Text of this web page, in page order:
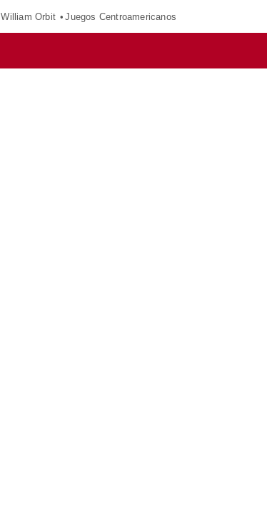
William Orbit Juegos Centroamericanos